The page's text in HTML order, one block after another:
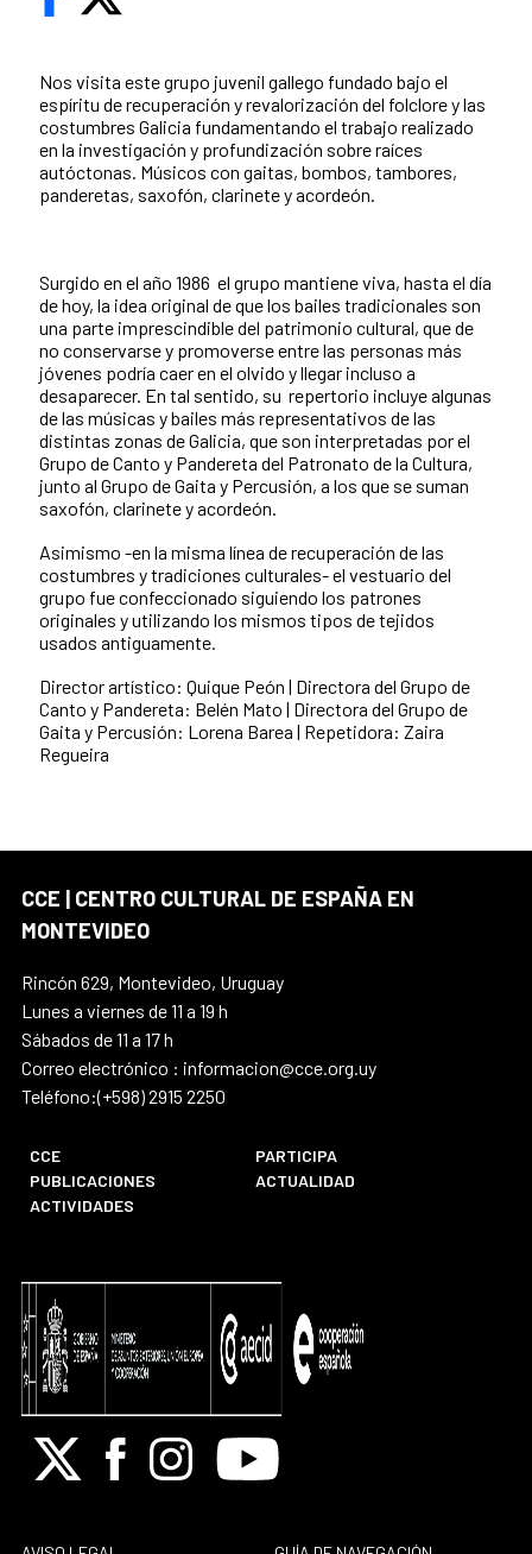
Nos visita este grupo juvenil gallego fundado bajo el
espíritu de recuperación y revalorización del folclore y las
costumbres Galicia fundamentando el trabajo realizado
en la investigación y profundización sobre raíces
autóctonas. Músicos con gaitas, bombos, tambores,
panderetas, saxofón, clarinete y acordeón.
Surgido en el año 1986 el grupo mantiene viva, hasta el día
de hoy, la idea original de que los bailes tradicionales son
una parte imprescindible del patrimonio cultural, que de
no conservarse y promoverse entre las personas más
jóvenes podría caer en el olvido y llegar incluso a
desaparecer. En tal sentido, su repertorio incluye algunas
de las músicas y bailes más representativos de las
distintas zonas de Galicia, que son interpretadas por el
Grupo de Canto y Pandereta del Patronato de la Cultura,
junto al Grupo de Gaita y Percusión, a los que se suman
saxofón, clarinete y acordeón.
Asimismo -en la misma línea de recuperación de las
costumbres y tradiciones culturales- el vestuario del
grupo fue confeccionado siguiendo los patrones
originales y utilizando los mismos tipos de tejidos
usados antiguamente.
Director artístico: Quique Peón | Directora del Grupo de
Canto y Pandereta: Belén Mato | Directora del Grupo de
Gaita y Percusión: Lorena Barea | Repetidora: Zaira
Regueira
CCE | CENTRO CULTURAL DE ESPAÑA EN
MONTEVIDEO
Rincón 629, Montevideo, Uruguay
Lunes a viernes de 11 a 19 h
Sábados de 11 a 17 h
Correo electrónico : informacion@cce.org.uy
Teléfono:(+598) 2915 2250
CCE
PARTICIPA
PUBLICACIONES
ACTUALIDAD
ACTIVIDADES
X FacebookInstagramYoutube